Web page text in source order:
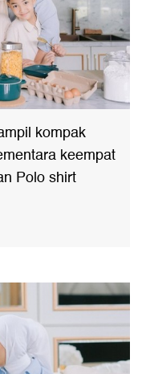
kompak
keempat
Polo shirt